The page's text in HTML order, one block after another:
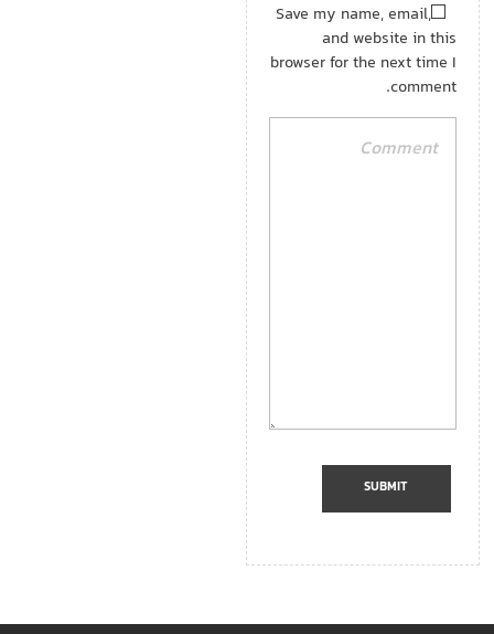
Save my name, email,
and website in this
browser for the next time I
comment.